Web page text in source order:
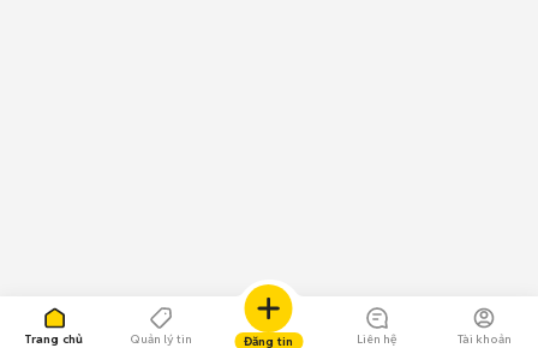
Trang chủ Quản lý tin Đăng tin Liên hệ Tài khoản